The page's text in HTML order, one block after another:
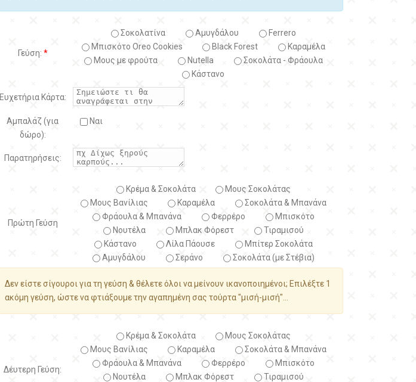
Γεύση: *
Σοκολατίνα Αμυγδάλου
Ferrero
Μπισκότο Oreo Cookies
Black Forest
Kαραμέλα
Μους με φρούτα
Nutella
Σοκολάτα - Φράουλα
Κάστανο
Ευχετήρια Κάρτα:
Αμπαλάζ (για
δώρο):
Ναι
Παρατηρήσεις:
Πρώτη Γεύση
Κρέμα & Σοκολάτα
Μους Σοκολάτας
Μους Βανίλιας
Καραμέλα
Σοκολάτα & Μπανάνα
Φράουλα & Μπανάνα
Φερρέρο
Μπισκότο
Νουτέλα
Μπλακ Φόρεστ
Τιραμισού
Κάστανο
Λίλα Πάουσε
Μπίτερ Σοκολάτα
Αμυγδάλου
Σεράνο Σοκολάτα (με Στέβια)
Δεν είστε σίγουροι για τη γεύση & θέλετε όλοι να μείνουν ικανοποιημένοι; Επιλέξτε 1
ακόμη γεύση, ώστε να φτιάξουμε την αγαπημένη σας τούρτα "μισή-μισή"...
Δέυτερη Γεύση:
Κρέμα & Σοκολάτα
Μους Σοκολάτας
Μους Βανίλιας
Καραμέλα
Σοκολάτα & Μπανάνα
Φράουλα & Μπανάνα
Φερρέρο
Μπισκότο
Νουτέλα
Μπλακ Φόρεστ
Τιραμισού